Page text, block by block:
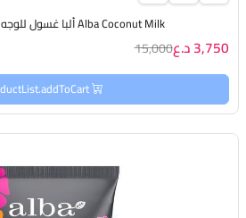
Alba Coconut Milk ألبا غسول للوجه بحليب جوز الهند
3,750 د.ع 15,000
productList.addToCart